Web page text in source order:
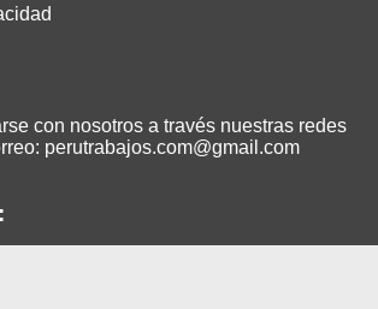
con nosotros a través nuestras redes
perutrabajos.com@gmail.com